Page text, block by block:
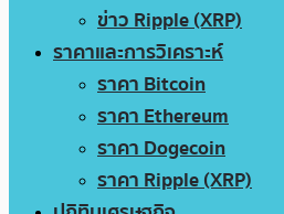
ข่าว Ripple (XRP)
ราคาและการวิเคราะห์
ราคา Bitcoin
ราคา Ethereum
ราคา Dogecoin
ราคา Ripple (XRP)